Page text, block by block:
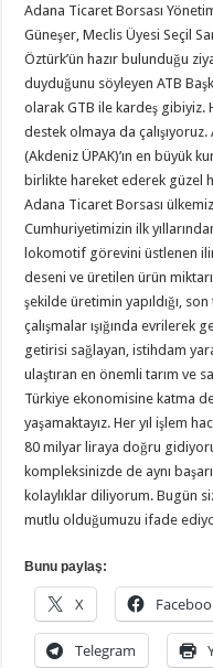
Adana Ticaret Borsası
Güneşer, Meclis Üyesi Seçil
Öztürk’ün hazır bulunduğu
duyduğunu söyleyen ATB
olarak GTB ile kardeş
destek olmaya da
(Akdeniz ÜPAK)’ın en büyük
birlikte hareket ederek güzel
Adana Ticaret Borsası
Cumhuriyetimizin ilk
lokomotif görevini üstlenen
deseni ve üretilen ürün
şekilde üretimin yapıldığı,
çalışmalar ışığında evrilerek
getirisi sağlayan, istihdam
ulaştıran en önemli tarım ve
Türkiye ekonomisine katma
yaşamaktayız. Her yıl işlem
80 milyar liraya doğru
kompleksinizde de aynı
kolaylıklar diliyorum. Bugün
mutlu olduğumuzu ifade
Bunu paylaş:
X
Telegram